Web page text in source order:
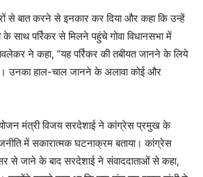
से बात करने से इनकार कर दिया और कहा कि उन्हें
के साथ पर्रिकर से मिलने पहुंचे गोवा विधानसभा में
ने कहा, “यह पर्रिकर की तबीयत जानने के लिये
उनका हाल-चाल जानने के अलावा कोई और
मंत्री विजय सरदेशाई ने कांग्रेस प्रमुख के
में सकारात्मक घटनाक्रम बताया। कांग्रेस
से जाने के बाद सरदेशाई ने संवाददाताओं से कहा,